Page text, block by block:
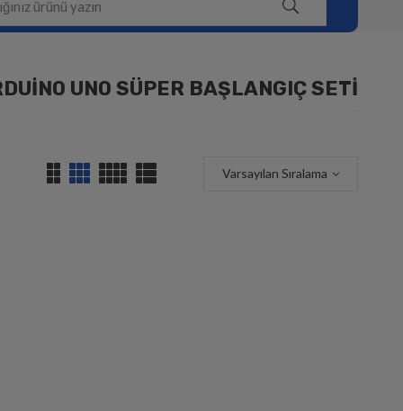
UNO SÜPER BAŞLANGIÇ SETI
Varsayılan Sıralama